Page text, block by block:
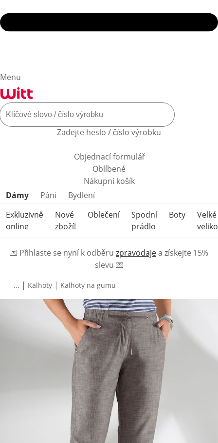
Menu
Zadejte heslo / číslo výrobku
Objednací formulář
Oblíbené
Nákupní košík
Přeskočit kategorie produktů
Dámy Páni
Bydlení
Exkluzivně
online
Nové
zboží!
Oblečení
Spodní
prádlo
Boty
Velké
💌 Přihlaste se nyní k odběru zpravodajea získejte 15%
slevu 💌
... | Kalhoty | Kalhoty na gumu